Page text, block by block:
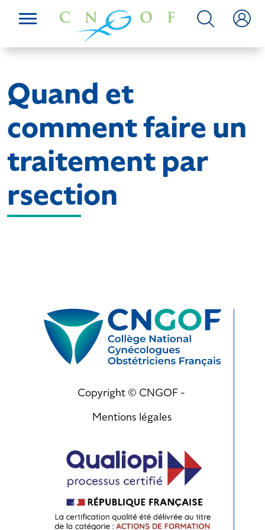
Quand et
comment faire un
traitement par
rsection
Copyright © CNGOF -
Mentions légales